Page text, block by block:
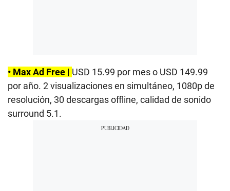
• Max Ad Free | USD 15.99 por mes o USD 149.99
por año. 2 visualizaciones en simultáneo, 1080p de
resolución, 30 descargas offline, calidad de sonido
surround 5.1.